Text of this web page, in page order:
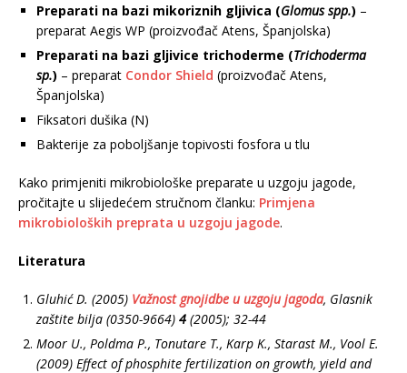
Preparati na bazi mikoriznih gljivica (Glomus spp.) –
preparat Aegis WP (proizvođač Atens, Španjolska)
Preparati na bazi gljivice trichoderme (Trichoderma
sp.) – preparat Condor Shield (proizvođač Atens,
Španjolska)
Fiksatori dušika (N)
Bakterije za poboljšanje topivosti fosfora u tlu
Kako primjeniti mikrobiološke preparate u uzgoju jagode,
pročitajte u slijedećem stručnom članku: Primjena
mikrobioloških preprata u uzgoju jagode.
Literatura
Gluhić D. (2005) Važnost gnojidbe u uzgoju jagoda, Glasnik
zaštite bilja (0350-9664) 4 (2005); 32-44
Moor U., Poldma P., Tonutare T., Karp K., Starast M., Vool E.
(2009) Effect of phosphite fertilization on growth, yield and